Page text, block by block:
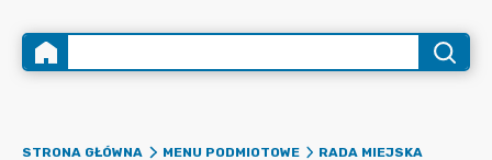
STRONA GŁÓWNA MENU PODMIOTOWE
RADA MIEJSKA